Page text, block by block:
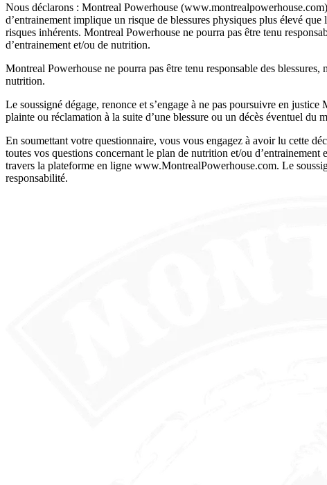
Nous déclarons : Montreal Powerhouse
d’entrainement implique un risque de blessures physiques plus élevé
risques inhérents. Montreal Powerhouse ne pourra pas être tenu
d’entrainement et/ou de nutrition.
Montreal Powerhouse ne pourra pas être tenu responsable des
nutrition.
Le soussigné dégage, renonce et s’engage à ne pas poursuivre en
plainte ou réclamation à la suite d’une blessure ou un décès éventuel
En soumettant votre questionnaire, vous vous engagez à avoir lu cette
toutes vos questions concernant le plan de nutrition et/ou
travers la plateforme en ligne www.MontrealPowerhouse.com. Le
responsabilité.